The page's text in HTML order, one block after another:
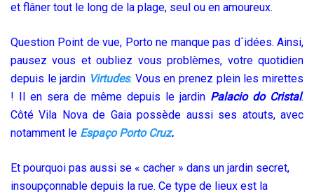
et flâner tout le long de la plage, seul ou en amoureux.
Question Point de vue, Porto ne manque pas d´idées. Ainsi,
pausez vous et oubliez vous problèmes, votre quotidien
depuis le jardin Virtudes. Vous en prenez plein les mirettes
! Il en sera de même depuis le jardin Palacio do Cristal.
Côté Vila Nova de Gaia possède aussi ses atouts, avec
notamment le Espaço Porto Cruz.
Et pourquoi pas aussi se « cacher » dans un jardin secret,
insoupçonnable depuis la rue. Ce type de lieux est la